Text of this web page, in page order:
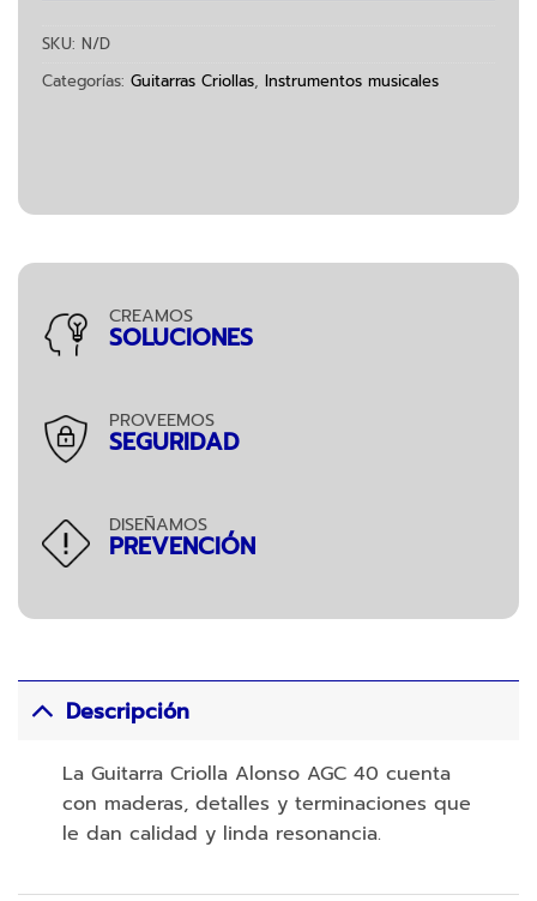
SKU: N/D
Categorías: Guitarras Criollas, Instrumentos musicales
CREAMOS
SOLUCIONES
PROVEEMOS
SEGURIDAD
DISEÑAMOS
PREVENCIÓN
Descripción
La Guitarra Criolla Alonso AGC 40 cuenta
con maderas, detalles y terminaciones que
le dan calidad y linda resonancia.